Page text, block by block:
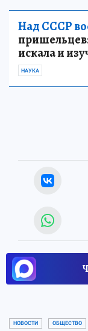
Над СССР
пришельцев:
искала и
НАУКА
НОВОСТИ ОБЩЕСТВО